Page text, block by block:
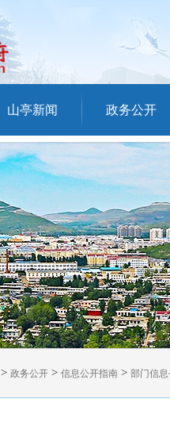
山亭新闻 政务公开
> 政务公开 > 信息公开指南 > 部门信